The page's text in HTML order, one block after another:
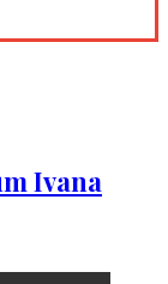
Ivana